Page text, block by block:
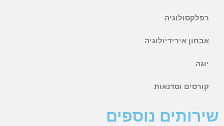
רפלקסולוגיה
אבחון אירידיולוגיה
יוגה
קורסים וסדנאות
שירותים נוספים